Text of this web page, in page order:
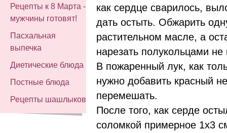
Рецепты к 8 Марта -
мужчины готовят!
Пасхальная
выпечка
Диетические блюда
Постные блюда
Рецепты шашлыков
как сердце сварилось,
дать остыть. Обжарить
растительном масле, а
нарезать полукольцами
В пожаренный лук, как
нужно добавить красный
перемешать.
После того, как серде
соломкой примерное 1х3